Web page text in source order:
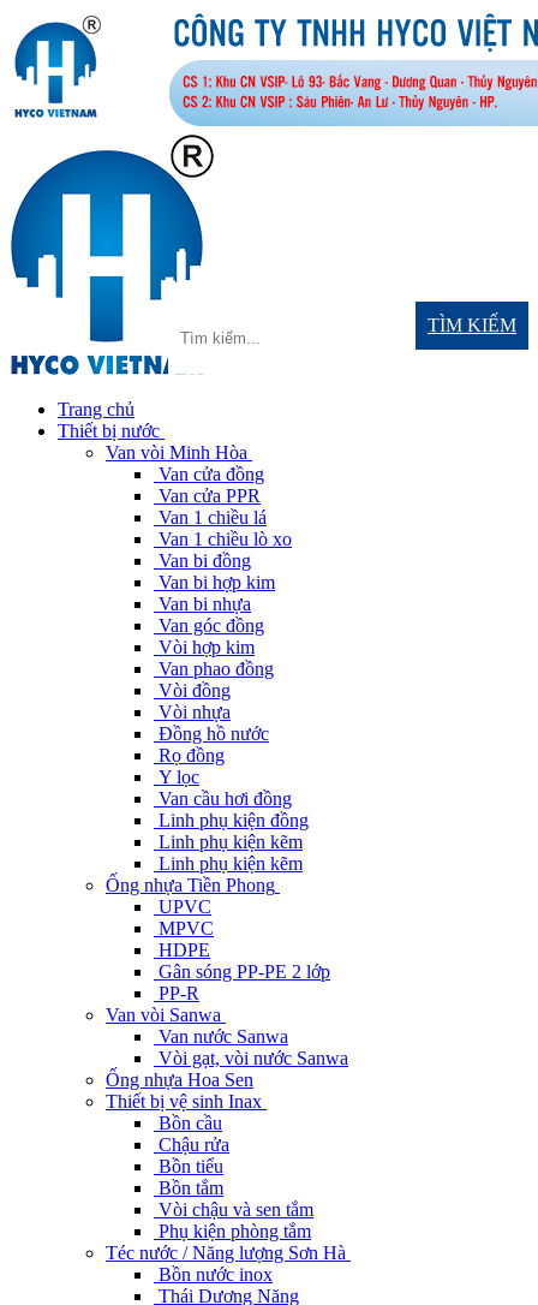
TÌM KIẾM
Trang chủ
Thiết bị nước
Van vòi Minh Hòa
Van cửa đồng
Van cửa PPR
Van 1 chiều lá
Van 1 chiều lò xo
Van bi đồng
Van bi hợp kim
Van bi nhựa
Van góc đồng
Vòi hợp kim
Van phao đồng
Vòi đồng
Vòi nhựa
Đồng hồ nước
Rọ đồng
Y lọc
Van cầu hơi đồng
Linh phụ kiện đồng
Linh phụ kiện kẽm
Linh phụ kiện kẽm
Ống nhựa Tiền Phong
UPVC
MPVC
HDPE
Gân sóng PP-PE 2 lớp
PP-R
Van vòi Sanwa
Van nước Sanwa
Vòi gạt, vòi nước Sanwa
Ống nhựa Hoa Sen
Thiết bị vệ sinh Inax
Bồn cầu
Chậu rửa
Bồn tiểu
Bồn tắm
Vòi chậu và sen tắm
Phụ kiện phòng tắm
Téc nước / Năng lượng Sơn Hà
Bồn nước inox
Thái Dương Năng